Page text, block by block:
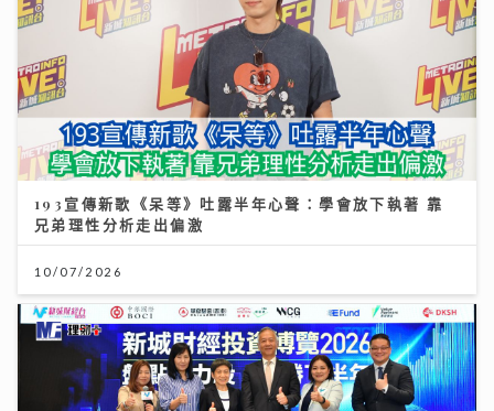
193宣傳新歌《呆等》吐露半年心聲：學會放下執著 靠
兄弟理性分析走出偏激
10/07/2026